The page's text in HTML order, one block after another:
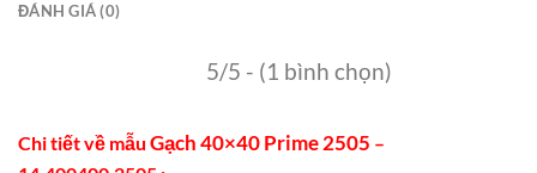
ĐÁNH GIÁ (0)
5/5 - (1 bình chọn)
Chi tiết về mẫu Gạch 40×40 Prime 2505 –